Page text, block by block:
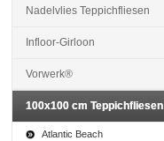
Nadelvlies Teppichfliesen
Infloor-Girloon
Vorwerk®
100x100 cm Teppichfliesen
Atlantic Beach